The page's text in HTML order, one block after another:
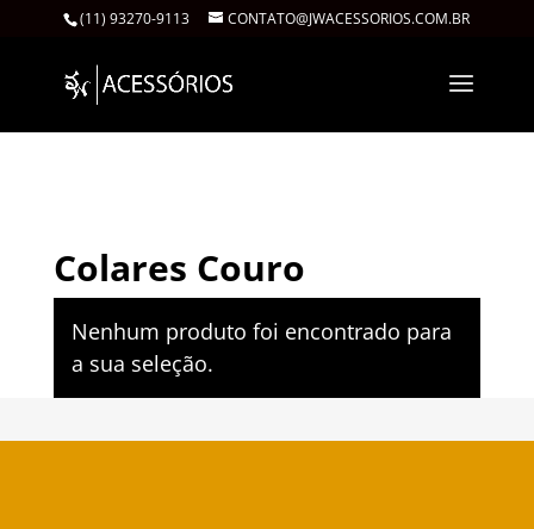
(11) 93270-9113 CONTATO@JWACESSORIOS.COM.BR
Colares Couro
Nenhum produto foi encontrado para
a sua seleção.